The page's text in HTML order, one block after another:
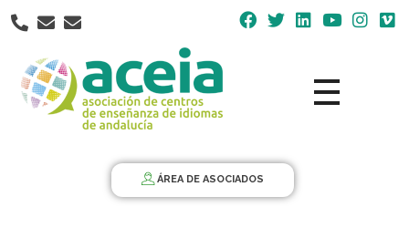
Nota:
este
web
incluye
ÁREA DE ASOCIADOS